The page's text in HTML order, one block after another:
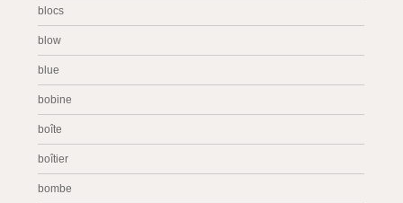
blocs
blow
blue
bobine
boîte
boîtier
bombe